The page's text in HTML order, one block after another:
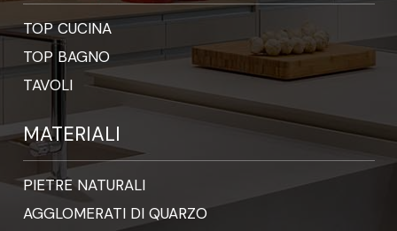
TOP CUCINA
TOP BAGNO
TAVOLI
MATERIALI
PIETRE NATURALI
AGGLOMERATI DI QUARZO